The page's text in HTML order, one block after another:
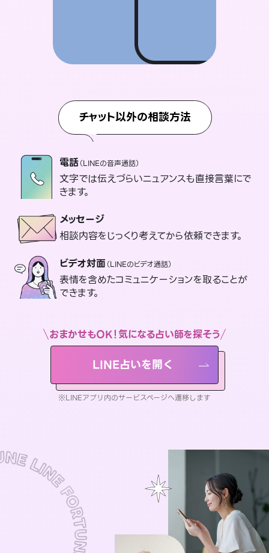
チャット以外の相談方法
電話（LINEの音声通話）
文字では伝えづらいニュアンスも直接言葉にで
きます。
メッセージ
相談内容をじっくり考えてから依頼できます。
ビデオ対面（LINEのビデオ通話）
表情を含めたコミュニケーションを取ることが
できます。
おまかせもOK！気になる占い師を探そう
LINE占いを開く
※LINEアプリ内のサービスページへ遷移します